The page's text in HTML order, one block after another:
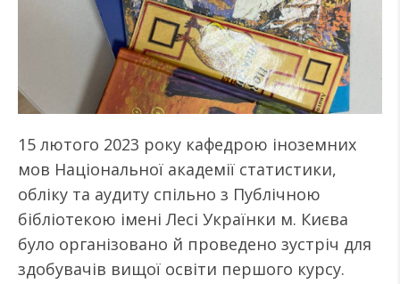
15 лютого 2023 року кафедрою іноземних
мов Національної академії статистики,
обліку та аудиту спільно з Публічною
бібліотекою імені Лесі Українки м. Києва
було організовано й проведено зустріч для
здобувачів вищої освіти першого курсу.